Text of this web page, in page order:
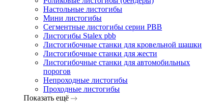
Настольные листогибы
Мини листогибы
Сегментные листогибы серии PBB
Листогибы Stalex pbb
Листогибочные станки для кровельной шашки
Листогибочные станки для жести
Листогибочные станки для автомобильных
порогов
Непроходные листогибы
Проходные листогибы
Показать ещё